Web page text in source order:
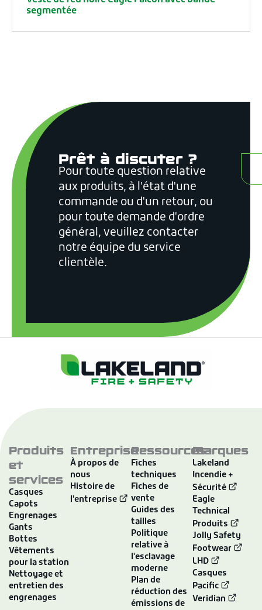
segmentée
Prêt à discuter ?
Pour toute question relative
aux produits, à l'état d'une
commande ou d'un retour, ou
pour toute demande d'ordre
général, veuillez contacter
notre équipe du service
clientèle.
Produits
et
services
Casques
Capots
Engrenages
Gants
Bottes
Vêtements
pour la station
Nettoyage et
entretien des
engrenages
Entreprise
À propos de
nous
Histoire de
l'entreprise
Ressources
Fiches
techniques
Fiches de
vente
Guides des
tailles
Politique
relative à
l'esclavage
moderne
Plan de
réduction des
émissions de
Marques
Lakeland
Incendie +
Sécurité
Eagle
Technical
Produits
Jolly Safety
Footwear
LHD
Casques
Pacific
Veridian